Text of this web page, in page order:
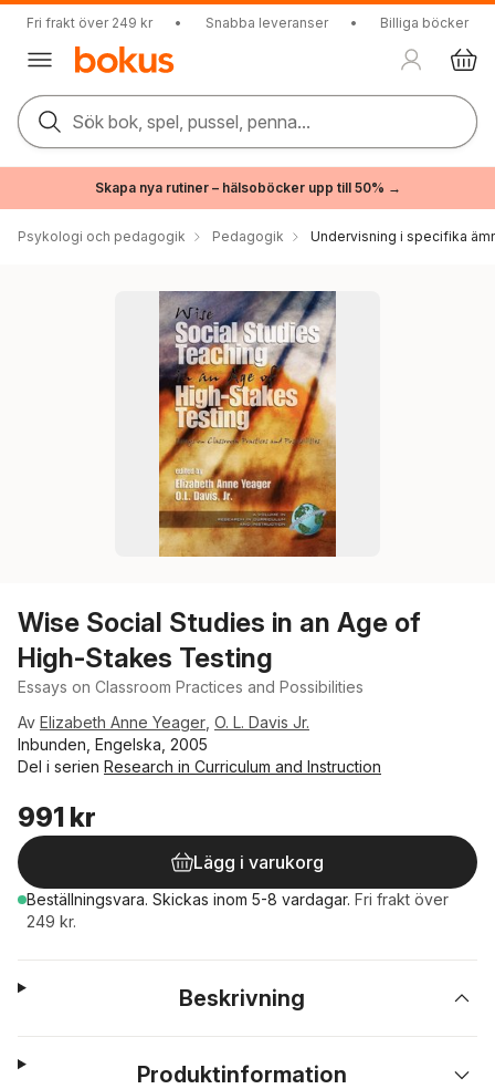
Fri frakt över 249 kr • Snabba leveranser • Billiga böcker
Sök bok, spel, pussel, penna...
Skapa nya rutiner – hälsoböcker upp till 50% →
Psykologi och pedagogik Pedagogik Undervisning i specifika
Wise Social Studies in an Age of
High-Stakes Testing
Essays on Classroom Practices and Possibilities
Av Elizabeth Anne Yeager O. L. Davis Jr.
Inbunden, Engelska, 2005
Del i serien Research in Curriculum and Instruction
991 kr
Lägg i varukorg
Beställningsvara. Skickas inom 5-8 vardagar. Fri frakt över
249 kr.
Beskrivning
Produktinformation